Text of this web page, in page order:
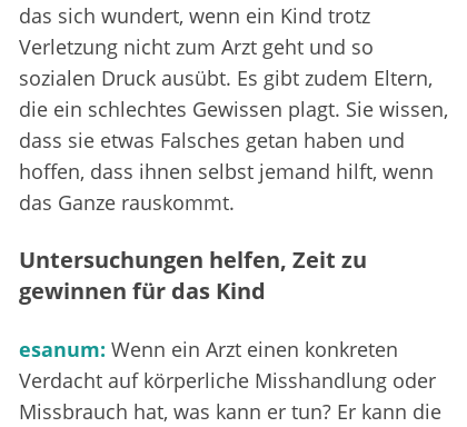
das sich wundert, wenn ein Kind trotz
Verletzung nicht zum Arzt geht und so
sozialen Druck ausübt. Es gibt zudem Eltern,
die ein schlechtes Gewissen plagt. Sie wissen,
dass sie etwas Falsches getan haben und
hoffen, dass ihnen selbst jemand hilft, wenn
das Ganze rauskommt.
Untersuchungen helfen, Zeit zu
gewinnen für das Kind
esanum: Wenn ein Arzt einen konkreten
Verdacht auf körperliche Misshandlung oder
Missbrauch hat, was kann er tun? Er kann die